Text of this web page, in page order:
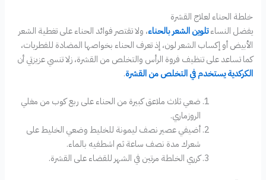
خلطة الحناء لعلاج القشرة
يفضل النساءتلوين الشعر بالحناء، ولا تقتصر فوائد الحناء على تغطية الشعر
الأبيض أو إكساب الشعر لون، إذ تعرف الحناء بخواصها المضادة للفطريات،
كما تساعد على تنظيف فروة الرأس والتخلص من القشرة، زلا تنسي عزيزتي أن
الكركدية يستخدم في التخلص من القشرة.
ضعي ثلاث ملاعق كبيرة من الحناء على ربع كوب من مغلي
الروزماري.
أضيفي عصير نصف ليمونة للخليط وضعي الخليط على
شعرك مدة نصف ساعة ثم اشطفيه بالماء.
كرري الخلطة مرتين في الشهر للقضاء على القشرة.